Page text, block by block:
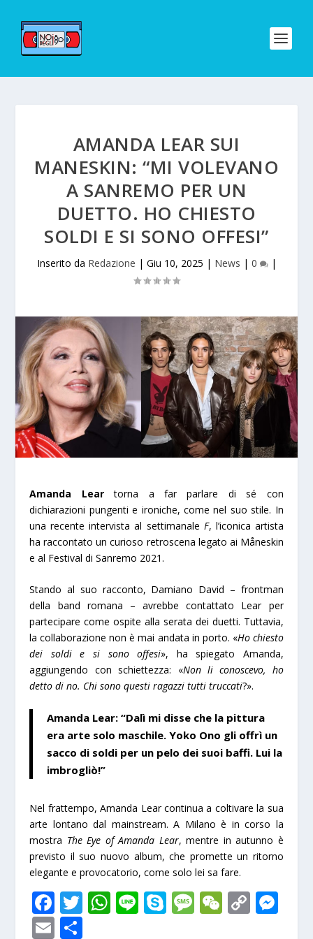
AMANDA LEAR SUI
MANESKIN: “MI VOLEVANO
A SANREMO PER UN
DUETTO. HO CHIESTO
SOLDI E SI SONO OFFESI”
Inserito da Redazione | Giu 10, 2025 | News | 0 |
Amanda Leartorna a far parlare di sé con
dichiarazioni pungenti e ironiche, come nel suo stile. In
una recente intervista al settimanale F, l’iconica artista
ha raccontato un curioso retroscena legato ai Måneskin
e al Festival di Sanremo 2021.
Stando al suo racconto, Damiano David – frontman
della band romana – avrebbe contattato Lear per
partecipare come ospite alla serata dei duetti. Tuttavia,
la collaborazione non è mai andata in porto. «Ho chiesto
dei soldi e si sono offesi», ha spiegato Amanda,
aggiungendo con schiettezza: «Non li conoscevo, ho
detto di no. Chi sono questi ragazzi tutti truccati?».
Amanda Lear: “Dalì mi disse che la pittura
era arte solo maschile. Yoko Ono gli offrì un
sacco di soldi per un pelo dei suoi baffi. Lui la
imbrogliò!”
Nel frattempo, Amanda Lear continua a coltivare la sua
arte lontano dal mainstream. A Milano è in corso la
mostra The Eye of Amanda Lear, mentre in autunno è
previsto il suo nuovo album, che promette un ritorno
elegante e provocatorio, come solo lei sa fare.
F
ac
T W Li S M W C
E